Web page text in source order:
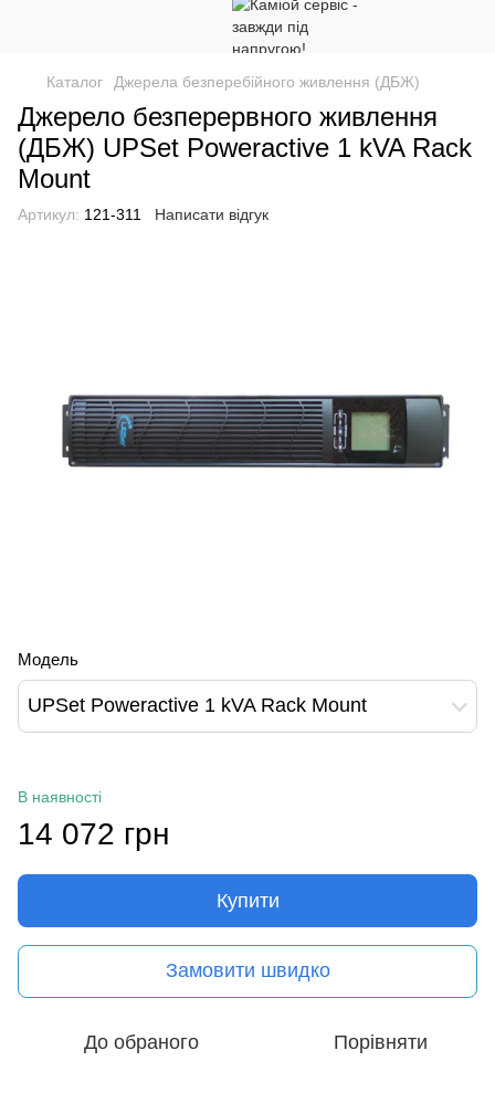
Каталог Джерела безперебійного живлення (ДБЖ)
Джерело безперервного живлення
(ДБЖ) UPSet Poweractive 1 kVA Rack
Mount
Артикул: 121-311 Написати відгук
Модель
UPSet Poweractive 1 kVA Rack Mount
В наявності
14 072 грн
Купити
Замовити швидко
До обраного Порівняти